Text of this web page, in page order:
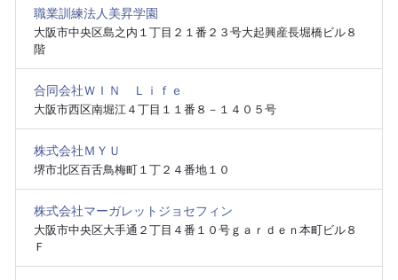
職業訓練法人美昇学園
大阪市中央区島之内１丁目２１番２３号大起興産長堀橋ビル８
階
合同会社ＷＩＮ Ｌｉｆｅ
大阪市西区南堀江４丁目１１番８－１４０５号
株式会社ＭＹＵ
堺市北区百舌鳥梅町１丁２４番地１０
株式会社マーガレットジョセフィン
大阪市中央区大手通２丁目４番１０号ｇａｒｄｅｎ本町ビル８
Ｆ